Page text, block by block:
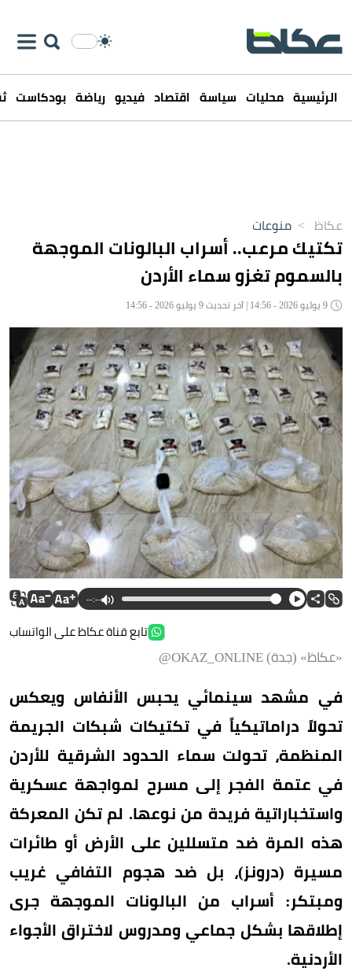
الرئيسية محليات سياسة اقتصاد فيديو رياضة بودكاست
عكاظ > منوعات
تكتيك مرعب.. أسراب البالونات الموجهة
بالسموم تغزو سماء الأردن
--:--
تابع قناة عكاظ على الواتساب
«عكاظ» (جدة) OKAZ_ONLINE@
في مشهد سينمائي يحبس الأنفاس ويعكس
تحولاً دراماتيكياً في تكتيكات شبكات الجريمة
المنظمة، تحولت سماء الحدود الشرقية للأردن
في عتمة الفجر إلى مسرح لمواجهة عسكرية
واستخباراتية فريدة من نوعها. لم تكن المعركة
هذه المرة ضد متسللين على الأرض أو طائرات
مسيرة (درونز)، بل ضد هجوم التفافي غريب
ومبتكر: أسراب من البالونات الموجهة جرى
إطلاقها بشكل جماعي ومدروس لاختراق الأجواء
الأردنية.